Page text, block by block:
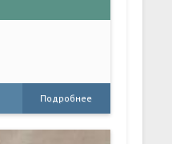
Подробнее